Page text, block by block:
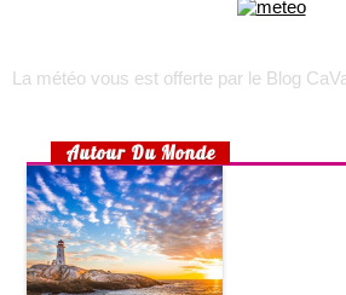
choisir son appareil photo numérique
trek : comment faire pour recruter une
rhumatisme, arthrose ou arthrite ?
choisir un lit pour son bébé
préparer un lit douillet pour son bébé
aménager une chambre d’enfant pour
la maison écologique
cuisine pour enfants : 2 recettes
La météo vous est offerte par le Blog
Autour Du Monde